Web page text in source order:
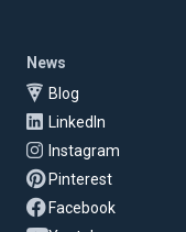
News
Blog
LinkedIn
Instagram
Pinterest
Facebook